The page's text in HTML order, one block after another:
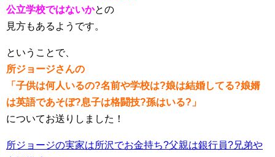
公立学校ではないかとの
見方もあるようです。
ということで、
所ジョージさんの
「子供は何人いるの?名前や学校は?娘は結婚してる?娘婿
は英語であそぼ?息子は格闘技?孫はいる?」
についてお送りしました！
所ジョージの実家は所沢でお金持ち?父親は銀行員?兄弟や